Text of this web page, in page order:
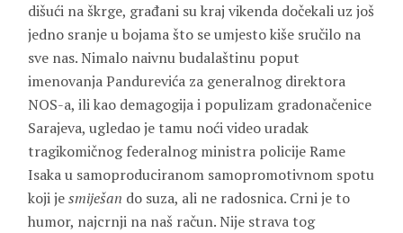
dišući na škrge, građani su kraj vikenda dočekali uz još
jedno sranje u bojama što se umjesto kiše sručilo na
sve nas. Nimalo naivnu budalaštinu poput
imenovanja Pandurevića za generalnog direktora
NOS-a, ili kao demagogija i populizam gradonačenice
Sarajeva, ugledao je tamu noći video uradak
tragikomičnog federalnog ministra policije Rame
Isaka u samoproduciranom samopromotivnom spotu
koji jesmiješan do suza, ali ne radosnica. Crni je to
humor, najcrnji na naš račun. Nije strava tog